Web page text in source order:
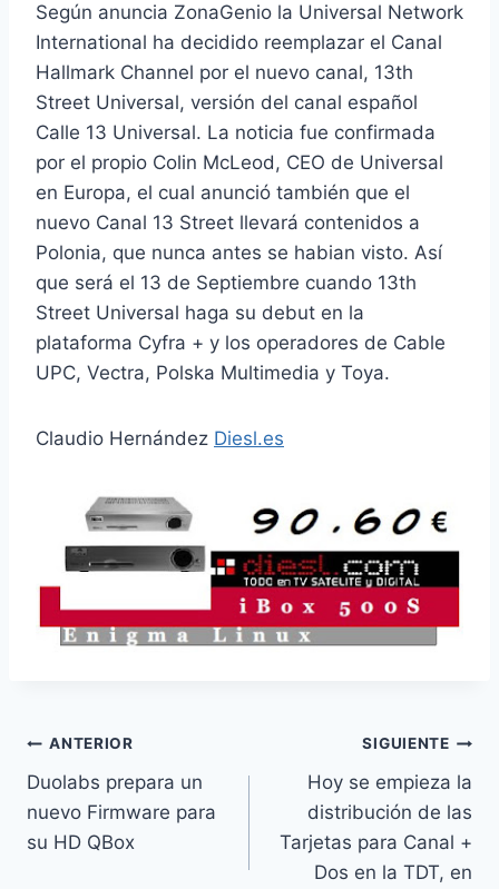
Según anuncia ZonaGenio la Universal Network
International ha decidido reemplazar el Canal
Hallmark Channel por el nuevo canal, 13th
Street Universal, versión del canal español
Calle 13 Universal. La noticia fue confirmada
por el propio Colin McLeod, CEO de Universal
en Europa, el cual anunció también que el
nuevo Canal 13 Street llevará contenidos a
Polonia, que nunca antes se habian visto. Así
que será el 13 de Septiembre cuando 13th
Street Universal haga su debut en la
plataforma Cyfra + y los operadores de Cable
UPC, Vectra, Polska Multimedia y Toya.
Claudio Hernández Diesl.es
Navegación
de
entradas
ANTERIOR
Duolabs prepara un
nuevo Firmware para
su HD QBox
SIGUIENTE
Hoy se empieza la
distribución de las
Tarjetas para Canal +
Dos en la TDT, en